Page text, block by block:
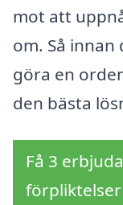
mot att
om. Så
göra en
den bästa
Få 3
förpliktelser